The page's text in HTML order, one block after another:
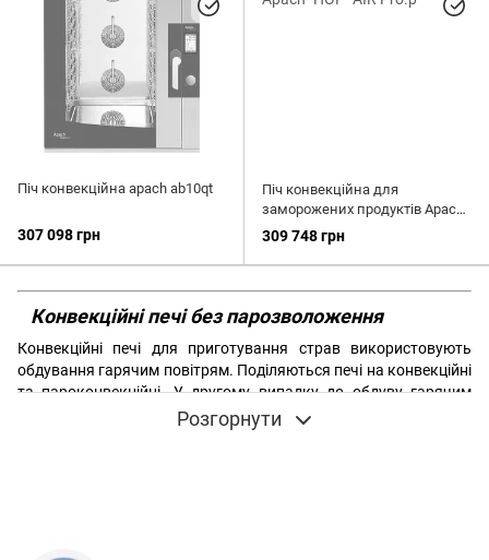
Піч конвекційна apach ab10qt
307 098 грн
Піч конвекційна для
заморожених продуктів Apach
"HOP" AIR Pro.p
309 748 грн
Конвекційні печі без парозволоження
Конвекційні печі для приготування страв використовують
обдування гарячим повітрям. Поділяються печі на конвекційні
та пароконвекційні. У другому випадку до обдуву гарячим
повітрям додається ще й зволоження парою. У
пароконвектоматах підтримується рівень пару, який ви
Розгорнути